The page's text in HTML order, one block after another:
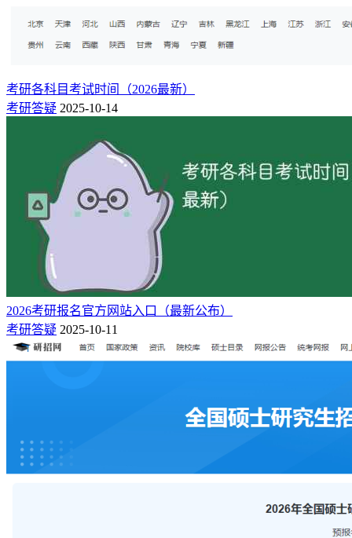
考研各科目考试时间（2026最新）
考研答疑 2025-10-14
2026考研报名官方网站入口（最新公布）
考研答疑 2025-10-11